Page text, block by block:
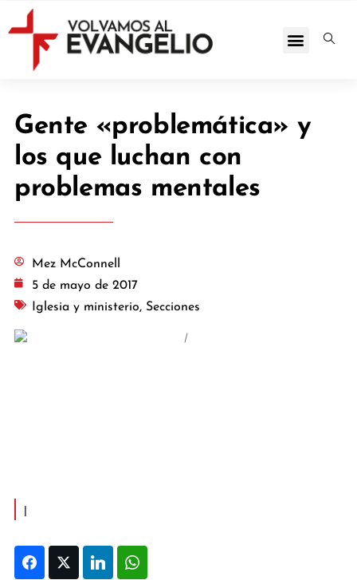
Gente «problemática» y
los que luchan con
problemas mentales
Mez McConnell
5 de mayo de 2017
Iglesia y ministerio, Secciones
FacebookTwitter LinkedIn